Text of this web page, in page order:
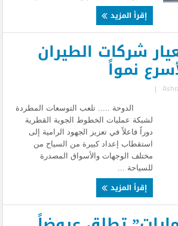
إقرأ المزيد
شركات الطيران
نمواً
|
الدوحة ..... تلعب التوسعات المطردة
لشبكة عمليات الخطوط الجوية القطرية
دوراً فاعلاً في تعزيز الجهود الرامية إلى
استقطاب إعداد كبيرة من السياح من
مختلف الوجهات والأسواق المصدرة
للسياحة ...
إقرأ المزيد